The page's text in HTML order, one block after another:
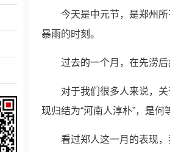
今天是中元节，是郑州
暴雨的时刻。
过去的一个月，在先涝
对于我们很多人来说，
现归结为“河南人淳朴”，是何
看过郑人这一月的表现